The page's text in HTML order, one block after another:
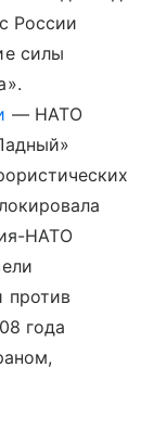
России
силы
— НАТО
НАТО
против
года